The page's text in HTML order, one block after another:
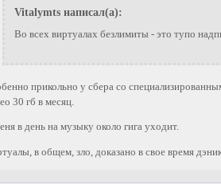
Vitalymts написал(а):
Во всех виртуалах безлимиты - это тупо
прикольно у сбера со
30 гб в месяц.
в день на музыку около гига уходит.
в общем, зло, доказано в свое время